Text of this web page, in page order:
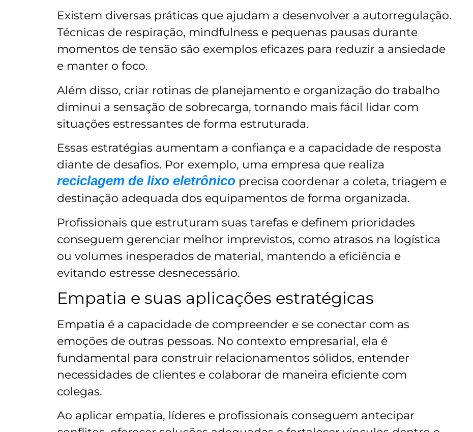
Existem diversas práticas que ajudam a desenvolver a autorregulação.
Técnicas de respiração, mindfulness e pequenas pausas durante
momentos de tensão são exemplos eficazes para reduzir a ansiedade
e manter o foco.
Além disso, criar rotinas de planejamento e organização do trabalho
diminui a sensação de sobrecarga, tornando mais fácil lidar com
situações estressantes de forma estruturada.
Essas estratégias aumentam a confiança e a capacidade de resposta
diante de desafios. Por exemplo, uma empresa que realiza
reciclagem de lixo eletrônico precisa coordenar a coleta, triagem e
destinação adequada dos equipamentos de forma organizada.
Profissionais que estruturam suas tarefas e definem prioridades
conseguem gerenciar melhor imprevistos, como atrasos na logística
ou volumes inesperados de material, mantendo a eficiência e
evitando estresse desnecessário.
Empatia e suas aplicações estratégicas
Empatia é a capacidade de compreender e se conectar com as
emoções de outras pessoas. No contexto empresarial, ela é
fundamental para construir relacionamentos sólidos, entender
necessidades de clientes e colaborar de maneira eficiente com
colegas.
Ao aplicar empatia, líderes e profissionais conseguem antecipar